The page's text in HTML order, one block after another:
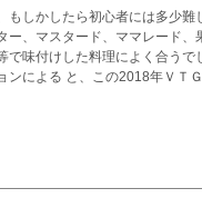
しかしたら初心者には多少難
、マスタード、ママレード、
味付けした料理によく合うで
による と、この2018年ＶＴ